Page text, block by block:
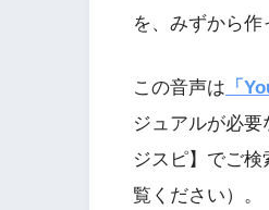
を、みずから作
この音声は 「
ジュアルが必
ジスピ】でご
覧ください）。